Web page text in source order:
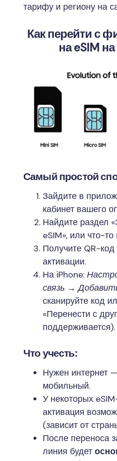
тарифу и региону на
Как перейти с
на eSIM
Самый простой
Зайдите в
кабинет вашего
Найдите раздел
eSIM», или что-
Получите QR-
активации.
На iPhone:
связь →
сканируйте код
«Перенести с
поддерживается).
Что учесть:
Нужен интернет
мобильный.
У некоторых
активация
(зависит от
После переноса
линия будет